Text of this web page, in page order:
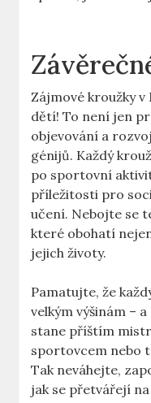
Zájmové kroužky
dětí! To není jen
objevování a
génijů. Každý
po sportovní
příležitosti pro
učení. Nebojte se
které obohatí
jejich životy.
Pamatujte, že
velkým výšinám –
stane příštím
sportovcem nebo
Tak neváhejte,
jak se přetvářejí